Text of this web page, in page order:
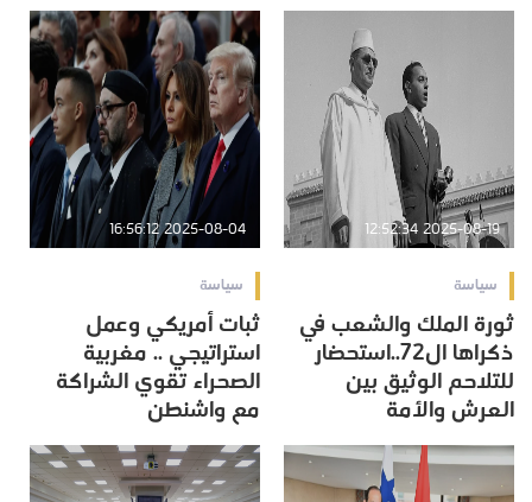
2025-08-19 12:52:34
سياسة
ثورة الملك والشعب في
ذكراها ال72..استحضار
للتلاحم الوثيق بين
العرش والأمة
2025-08-04 16:56:12
سياسة
ثبات أمريكي وعمل
استراتيجي .. مغربية
الصحراء تقوي الشراكة
مع واشنطن